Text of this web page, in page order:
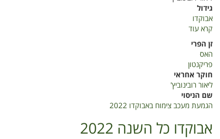
גידול
אבוקדו
קרא עוד
2022
זן הפרי
האס
פריקנטון
חוקר אחראי
ליאור רובינוביץ'
שם הניסוי
הגמעת מעכב צימוח באבוקדו 2022
אבוקדו כל השנה 2022